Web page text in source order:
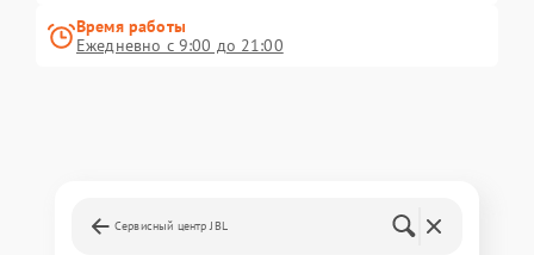
Время работы
Ежедневно с 9:00 до 21:00
Сервисный центр JBL